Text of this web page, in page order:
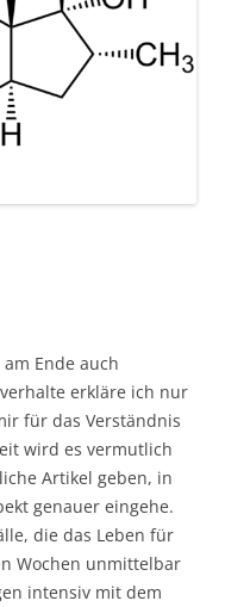
Ende auch
erkläre ich nur
für das Verständnis
wird es vermutlich
Artikel geben, in
genauer eingehe.
die das Leben für
Wochen unmittelbar
intensiv mit dem